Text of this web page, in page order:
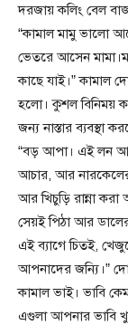
দরজায় কলিং বেল
“কামাল মামু ভালো
ভেতরে আসেন
কাছে যাই।” কামাল
হলো। কুশল বিনিময়
জন্য নাস্তার ব্যবস্থা
“বড় আপা। এই লন
আচার, আর
আর খিচুড়ি রান্না
সেয়ই পিঠা আর
এই ব্যাগে চিতই,
আপনাদের জন্যি।”
কামাল ভাই। ভাবি
এগুলা আপনার ভাবি